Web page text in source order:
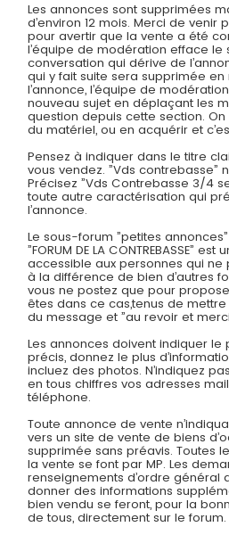
Les annonces sont supprimées
d’environ 12 mois. Merci de venir
pour avertir que la vente a été
l’équipe de modération efface le
conversation qui dérive de
qui y fait suite sera supprimée
l’annonce, l’équipe de
nouveau sujet en déplaçant les
question depuis cette section.
du matériel, ou en acquérir et
Pensez à indiquer dans le titre
vous vendez. ”Vds contrebasse”
Précisez ”Vds Contrebasse 3/4
toute autre caractérisation qui
l’annonce.
Le sous-forum ”petites
”FORUM DE LA CONTREBASSE”
accessible aux personnes qui ne
à la différence de bien d’autres
vous ne postez que pour
êtes dans ce cas,tenus de mettre
du message et ”au revoir et
Les annonces doivent indiquer le
précis, donnez le plus
incluez des photos. N’indiquez
en tous chiffres vos adresses
téléphone.
Toute annonce de vente
vers un site de vente de biens
supprimée sans préavis. Toutes
la vente se font par MP. Les
renseignements d’ordre général
donner des informations
bien vendu se feront, pour la
de tous, directement sur le forum.